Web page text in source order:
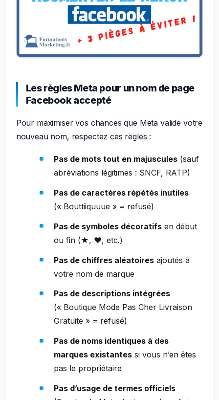
Les règles Meta pour un nom de page
Facebook accepté
Pour maximiser vos chances que Meta valide votre
nouveau nom, respectez ces règles :
Pas de mots tout en majuscules(sauf
abréviations légitimes : SNCF, RATP)
Pas de caractères répétés inutiles
(« Bouttiiquuue » = refusé)
Pas de symboles décoratifsen début
ou fin (★, ♥, etc.)
Pas de chiffres aléatoiresajoutés à
votre nom de marque
Pas de descriptions intégrées
(« Boutique Mode Pas Cher Livraison
Gratuite » = refusé)
Pas de noms identiques à des
marques existantessi vous n’en êtes
pas le propriétaire
Pas d’usage de termes officiels